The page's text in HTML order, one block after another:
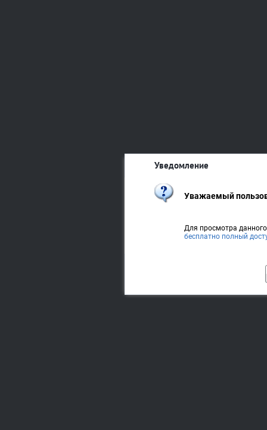
Уведомление
Уважаемый
Для просмотра
бесплатно полный